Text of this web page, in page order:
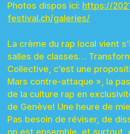
Photos dispos ici: https://
festival.ch/galeries/
La crème du rap local vient
salles de classes…
Collective, c’est une
Mars contre-attaque », la
de la culture rap en
de Genève! Une heure de
Pas besoin de réviser, de
on est ensemble, et surtout,